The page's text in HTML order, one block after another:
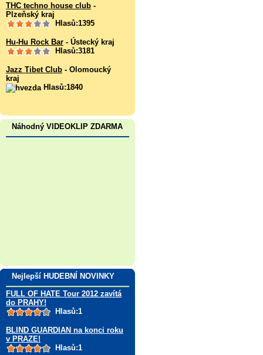
THC techno house club -
Plzeňský kraj
Hlasů:1395
Hu-Hu Rock Bar - Ústecký kraj
Hlasů:3181
Jazz Tibet Club - Olomoucký
kraj
Hlasů:1840
Náhodný VIDEOKLIP ZDARMA
Nejlepší HUDEBNÍ NOVINKY
FULL OF HATE Tour 2012 zavítá
do PRAHY!
Hlasů:1
BLIND GUARDIAN na konci roku
v PRAZE!
Hlasů:1